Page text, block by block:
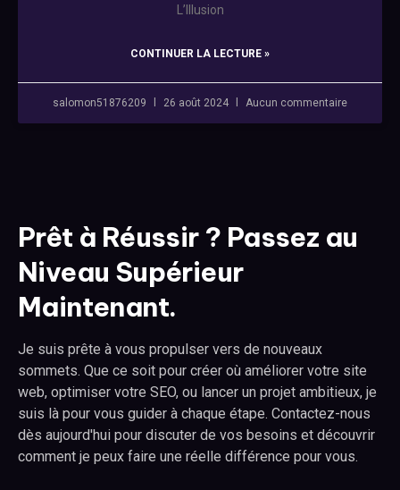
L’Illusion
CONTINUER LA LECTURE »
salomon51876209 26 août 2024 Aucun commentaire
Prêt à Réussir ? Passez au
Niveau Supérieur
Maintenant.
Je suis prête à vous propulser vers de nouveaux
sommets. Que ce soit pour créer où améliorer votre site
web, optimiser votre SEO, ou lancer un projet ambitieux, je
suis là pour vous guider à chaque étape. Contactez-nous
dès aujourd'hui pour discuter de vos besoins et découvrir
comment je peux faire une réelle différence pour vous.